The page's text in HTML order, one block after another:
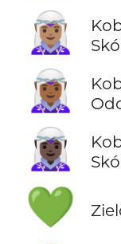
🧝🏽‍♀️
🧝🏾‍♀️
🧝🏿‍♀️
💚